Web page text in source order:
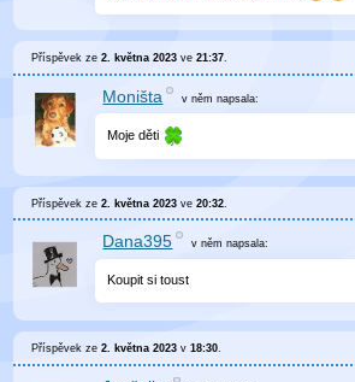
Příspěvek ze2. května 2023 ve21:37.
Moništa v němnapsala:
Moje děti
Příspěvek ze2. května 2023 ve20:32
Dana395 v němnapsala:
Koupit si toust
Příspěvek ze2. května 2023 v18:30